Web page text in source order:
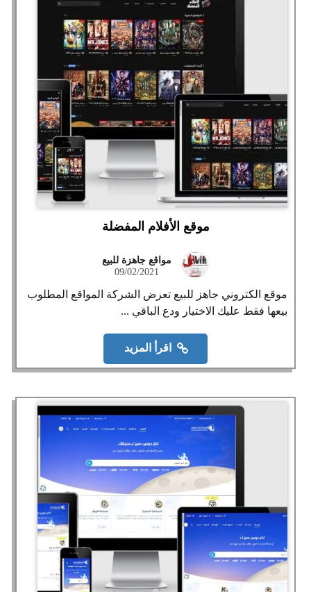
موقع الأفلام المفضلة
مواقع جاهزة للبيع
09/02/2021
موقع الكتروني جاهز للبيع تعرض الشركة المواقع المطلوب
بيعها فقط عليك الاختيار ودع الباقي ...
اقرأ المزيد